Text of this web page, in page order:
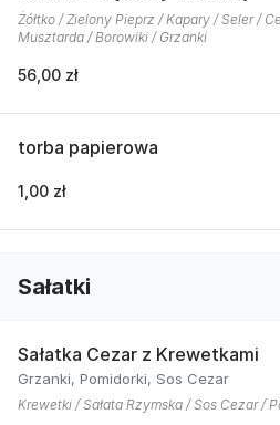
Żółtko / Zielony Pieprz / Kapary / Seler /
Musztarda / Borowiki / Grzanki
56,00 zł
torba papierowa
1,00 zł
Sałatki
Sałatka Cezar z Krewetkami
Grzanki, Pomidorki, Sos Cezar
Krewetki / Sałata Rzymska / Sos Cezar /